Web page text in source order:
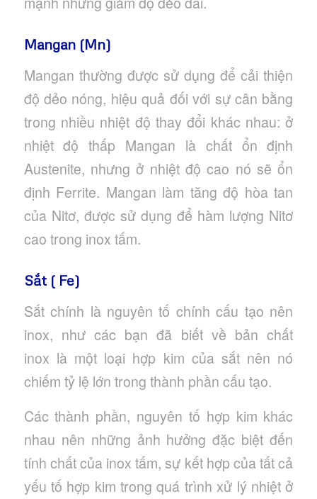
Mangan (Mn)
Mangan thường được sử dụng để cải thiện
độ dẻo nóng, hiệu quả đối với sự cân bằng
trong nhiều nhiệt độ thay đổi khác nhau: ở
nhiệt độ thấp Mangan là chất ổn định
Austenite, nhưng ở nhiệt độ cao nó sẽ ổn
định Ferrite. Mangan làm tăng độ hòa tan
của Nitơ, được sử dụng để hàm lượng Nitơ
cao trong inox tấm.
Sắt ( Fe)
Sắt chính là nguyên tố chính cấu tạo nên
inox, như các bạn đã biết về bản chất
inox là một loại hợp kim của sắt nên nó
chiếm tỷ lệ lớn trong thành phần cấu tạo.
Các thành phần, nguyên tố hợp kim khác
nhau nên những ảnh hưởng đặc biệt đến
tính chất của inox tấm, sự kết hợp của tất cả
yếu tố hợp kim trong quá trình xử lý nhiệt ở